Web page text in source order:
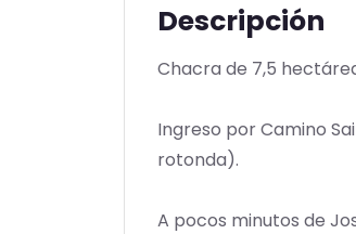
Descripción
Chacra de 7,5
Ingreso por Camino
rotonda).
A pocos minutos de